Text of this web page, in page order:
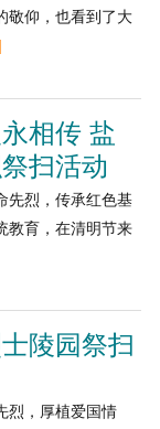
敬仰，也看到了大
相传 盐
扫活动
先烈，传承红色基
教育，在清明节来
陵园祭扫
烈，厚植爱国情